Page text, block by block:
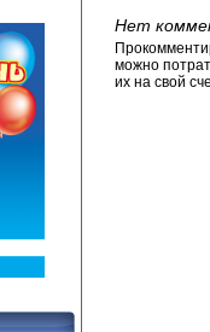
Нет
можно
их на свой